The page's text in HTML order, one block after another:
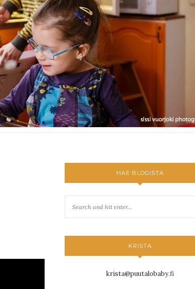
HAE BLOGISTA
KRISTA
krista@puutalobaby.fi